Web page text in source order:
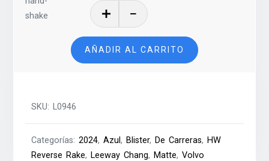
Gasser
–
2024
AÑADIR AL CARRITO
SKU: L0946
Categorías:2024,Azul, Blister, De Carreras, HW
Reverse Rake, Leeway Chang, Matte,Volvo